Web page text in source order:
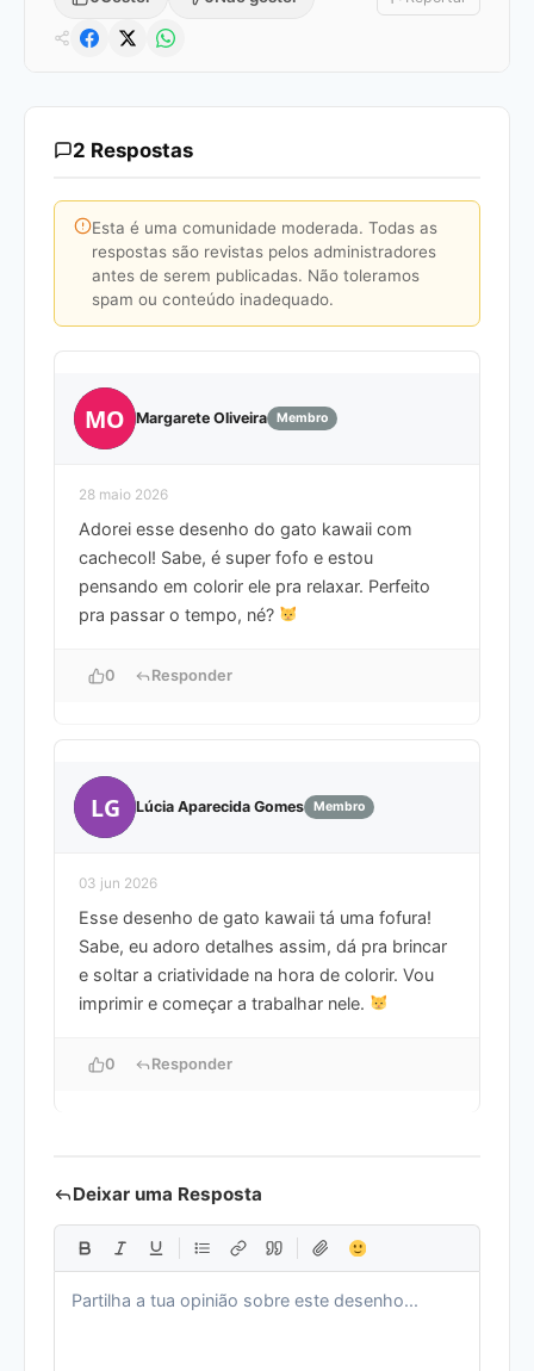
2 Respostas
Esta é uma comunidade moderada. Todas as
respostas são revistas pelos administradores
antes de serem publicadas. Não toleramos
spam ou conteúdo inadequado.
MO Margarete Oliveira Membro
28 maio 2026
Adorei esse desenho do gato kawaii com
cachecol! Sabe, é super fofo e estou
pensando em colorir ele pra relaxar. Perfeito
pra passar o tempo, né?
0 Responder
LG Lúcia Aparecida Gomes Membro
03 jun 2026
Esse desenho de gato kawaii tá uma fofura!
Sabe, eu adoro detalhes assim, dá pra brincar
e soltar a criatividade na hora de colorir. Vou
imprimir e começar a trabalhar nele.
0 Responder
Deixar uma Resposta